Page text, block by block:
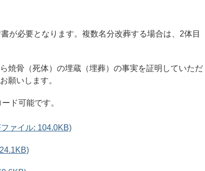
が必要となります。複数名分改葬する場合は、2体目
焼骨（死体）の埋蔵（埋葬）の事実を証明していただ
願いします。
ド可能です。
ァイル: 104.0KB)